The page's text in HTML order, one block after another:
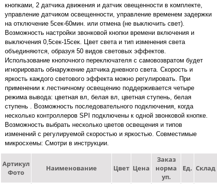
кнопками, 2 датчика движения и датчик овещенности в комплекте,
управление датчиком освещенности, управление временем задержки
на отключение 5сек-60мин. или отмена (не выключить свет).
Возможность настройки звонковой кнопки времени включения и
выключения 0,5сек-15сек. Цвет света и тип изменения света
объединяются, образуя 50 видов световых эффектов.
Использование кнопочного переключателя с самовозвратом будет
игнорировать обнаружение датчика дневного света. Скорость и
яркость каждого светового эффекта можно регулировать. При
применении к лестничному освещению поддерживается четыре
режима вывода: цветная вл, белая вл, цветная ступень, белая
ступень . Возможность последовательного подключения, когда
несколько контроллеров SPI подключены к одной звонковой кнопке.
Возможность выбрать несколько цветов освещения и типов
изменений с регулируемой скоростью и яркостью. Совместимые
микросхемы: Смотри в инструкции.
Артикул
Фото
Наименование Цвет Цена
Заказ
норма
уп.
Ед. Склад